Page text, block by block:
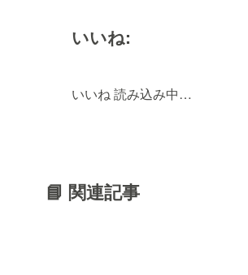
いいね:
いいね 読み込み中…
📘 関連記事